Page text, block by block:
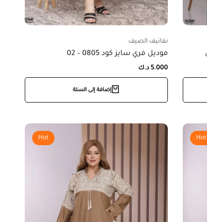
نفانيف الصيف
موديل فري سايز كود 0805 – 02
5.000 د.ك
إضافة إلى السلة
Hot
Hot